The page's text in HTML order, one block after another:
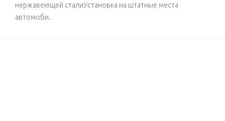
нержавеющей сталиУстановка на штатные места
автомоби..